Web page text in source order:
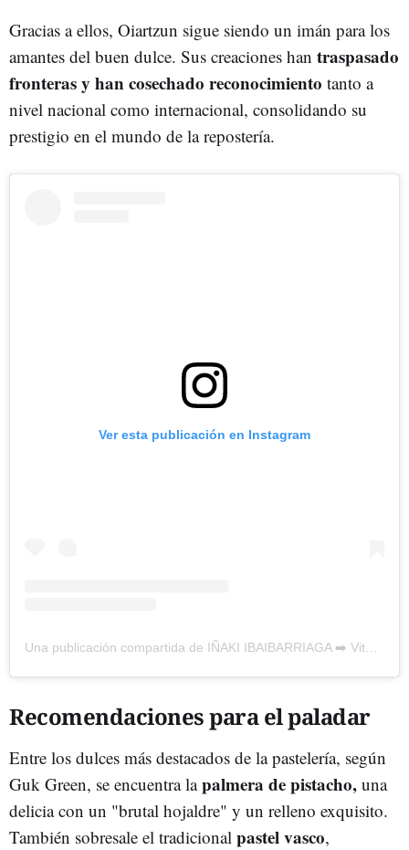
Gracias a ellos, Oiartzun sigue siendo un imán para los
amantes del buen dulce. Sus creaciones han traspasado
fronteras y han cosechado reconocimiento tanto a
nivel nacional como internacional, consolidando su
prestigio en el mundo de la repostería.
Ver esta publicación en Instagram
Recomendaciones para el paladar
Entre los dulces más destacados de la pastelería, según
Guk Green, se encuentra lapalmera de pistacho, una
delicia con un "brutal hojaldre" y un relleno exquisito.
También sobresale el tradicional pastel vasco,